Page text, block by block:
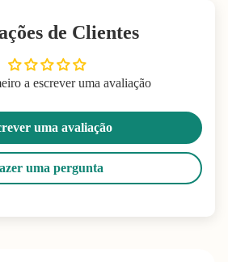
de Clientes
a escrever uma avaliação
uma avaliação
uma pergunta